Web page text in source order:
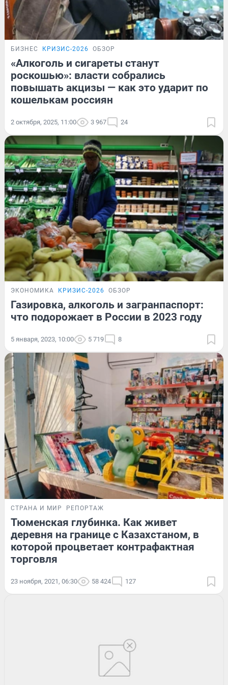
БИЗНЕС КРИЗИС-2026 ОБЗОР
«Алкоголь и сигареты станут
роскошью»: власти собрались
повышать акцизы — как это ударит по
кошелькам россиян
2 октября, 2025, 11:00 3 967 24
ЭКОНОМИКА КРИЗИС-2026 ОБЗОР
Газировка, алкоголь и загранпаспорт:
что подорожает в России в 2023 году
5 января, 2023, 10:00 5 719 8
СТРАНА И МИР РЕПОРТАЖ
Тюменская глубинка. Как живет
деревня на границе с Казахстаном, в
которой процветает контрафактная
торговля
23 ноября, 2021, 06:30 58 424 127